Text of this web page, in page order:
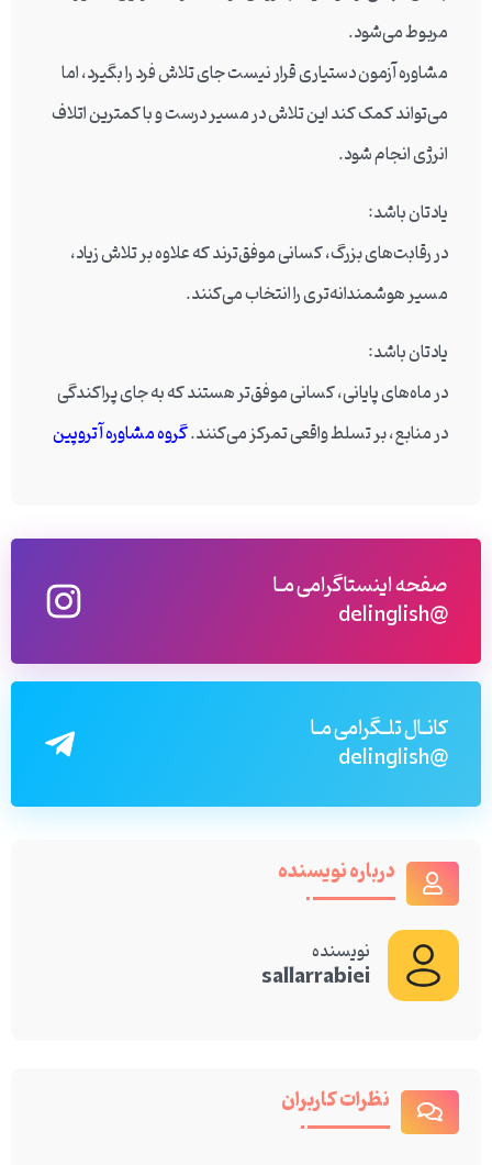
مربوط می‌شود.
مشاوره آزمون دستیاری قرار نیست جای تلاش فرد را بگیرد، اما
می‌تواند کمک کند این تلاش در مسیر درست و با کمترین اتلاف
انرژی انجام شود.
یادتان باشد:
در رقابت‌های بزرگ، کسانی موفق‌ترند که علاوه بر تلاش زیاد،
مسیر هوشمندانه‌تری را انتخاب می‌کنند.
یادتان باشد:
در ماه‌های پایانی، کسانی موفق‌تر هستند که به جای پراکندگی
در منابع، بر تسلط واقعی تمرکز می‌کنند.گروه مشاوره آتروپین
صفحه اینستاگرامی مـا
@delinglish
کانـال تلـگرامی مـا
@delinglish
درباره نویسنده
نویسنده
sallarrabiei
نظرات کاربران